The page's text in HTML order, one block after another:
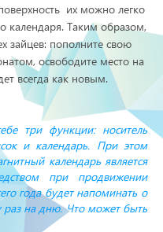
их можно легко
календаря. Таким образом,
зайцев: пополните свою
освободите место на
всегда как новым.
три функции: носитель
и календарь. При этом
календарь является
при продвижении
года будет напоминать о
раз на дню. Что может быть